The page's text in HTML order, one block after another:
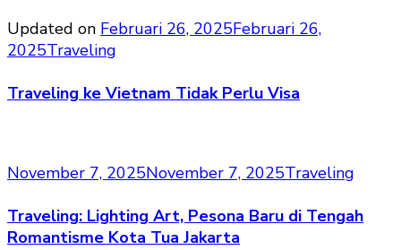
Updated on Februari 26, 2025Februari 26,
2025Traveling
Traveling ke Vietnam Tidak Perlu Visa
November 7, 2025November 7, 2025Traveling
Traveling: Lighting Art, Pesona Baru di Tengah
Romantisme Kota Tua Jakarta